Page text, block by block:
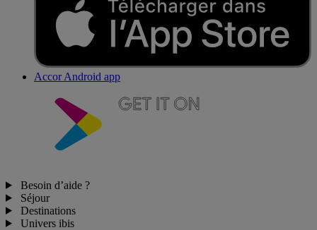
Accor Android app
Besoin d’aide ?
Séjour
Destinations
Univers ibis